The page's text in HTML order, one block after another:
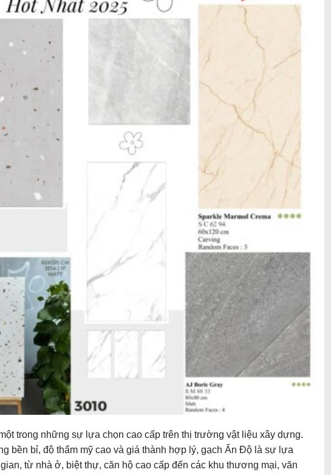
trong những sự lựa chọn cao cấp trên thị trường vật liệu xây dựng.
bền bỉ, độ thẩm mỹ cao và giá thành hợp lý, gạch Ấn Độ là sự lựa
từ nhà ở, biệt thự, căn hộ cao cấp đến các khu thương mại, văn